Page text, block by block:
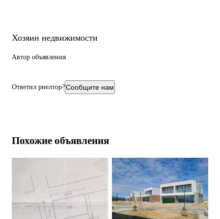
Хозяин недвижимости
Автор объявления
Ответил риелтор?Сообщите нам
Похожие объявления